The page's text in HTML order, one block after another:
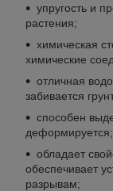
упругость и
растения;
химическая
химические
отличная
забивается
способен
деформируется;
обладает
обеспечивает
разрывам;